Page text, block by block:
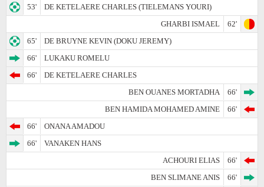
53'
DE KETELAERE CHARLES (TIELEMANS YOURI)
GHARBI ISMAEL
62'
65'
DE BRUYNE KEVIN (DOKU JEREMY)
66'
LUKAKU ROMELU
66'
DE KETELAERE CHARLES
BEN OUANES MORTADHA
66'
BEN HAMIDA MOHAMED AMINE
66'
66'
ONANA AMADOU
66'
VANAKEN HANS
ACHOURI ELIAS
66'
BEN SLIMANE ANIS
66'